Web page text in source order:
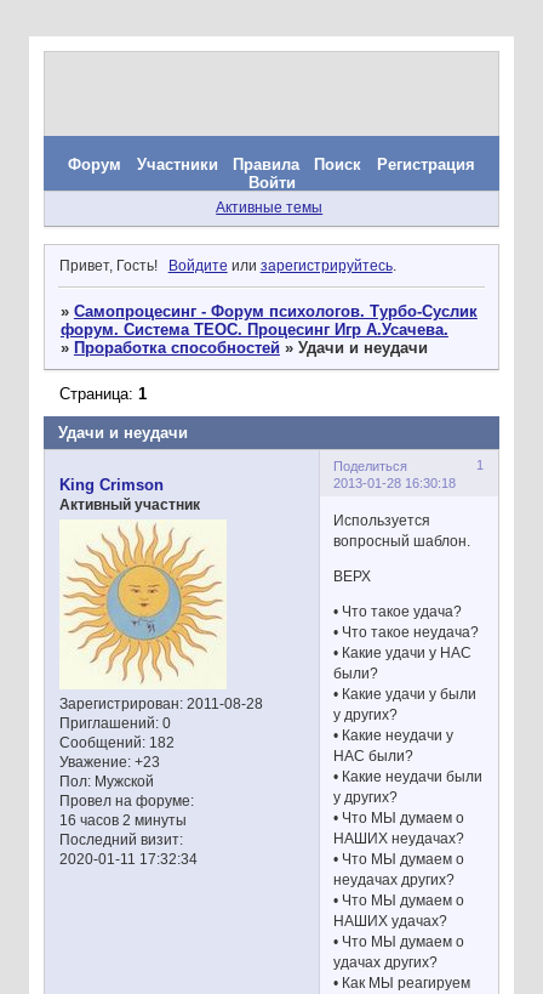
Форум Участники Правила Поиск
Регистрация
Войти
Активные темы
Привет, Гость! Войдите или зарегистрируйтесь.
» Самопроцесинг - Форум психологов. Турбо-Суслик
форум. Система ТЕОС. Процесинг Игр А.Усачева.
» Проработка способностей » Удачи и неудачи
Удачи и неудачи
Страница: 1
Поделиться
1
2013-01-28 16:30:18
King Crimson
Активный участник
Зарегистрирован: 2011-08-28
Приглашений:0
Сообщений:182
Уважение: +23
Пол:Мужской
Провел на форуме:
16 часов 2 минуты
Последний визит:
2020-01-11 17:32:34
Используется
вопросный шаблон.
ВЕРХ
• Что такое удача?
• Что такое неудача?
• Какие удачи у НАС
были?
• Какие удачи у были
у других?
• Какие неудачи у
НАС были?
• Какие неудачи были
у других?
• Что МЫ думаем о
НАШИХ неудачах?
• Что МЫ думаем о
неудачах других?
• Что МЫ думаем о
НАШИХ удачах?
• Что МЫ думаем о
удачах других?
• Как МЫ реагируем